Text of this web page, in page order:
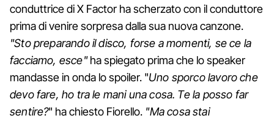
conduttrice di X Factor ha scherzato con il conduttore
prima di venire sorpresa dalla sua nuova canzone.
"Sto preparando il disco, forse a momenti, se ce la
facciamo, esce"ha spiegato prima che lo speaker
mandasse in onda lo spoiler. "Uno sporco lavoro che
devo fare, ho tra le mani una cosa. Te la posso far
sentire?" ha chiesto Fiorello. "Ma cosa stai